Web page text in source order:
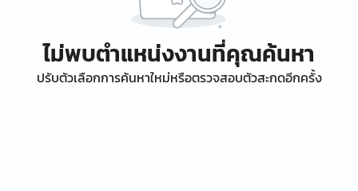
ไม่พบตำแหน่งงานที่คุณค้นหา
ปรับตัวเลือกการค้นหาใหม่หรือตรวจสอบตัวสะกดอีกครั้ง